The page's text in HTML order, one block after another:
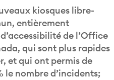
kiosques libre-
entièrement
de l’Office
qui sont plus rapides
et qui ont permis de
le nombre d’incidents;